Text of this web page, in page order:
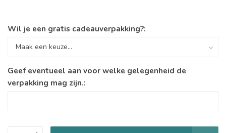
Wil je een gratis cadeauverpakking?:
Geef eventueel aan voor welke gelegenheid de
verpakking mag zijn.: